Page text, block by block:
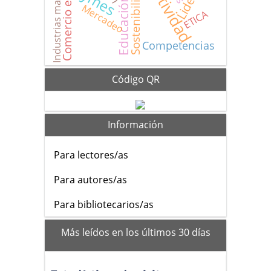
Sostenibilidad Competencias
Mercadeo ETICA
Código QR
Información
Para lectores/as
Para autores/as
Para bibliotecarios/as
mas_vistos
Más leídos en los últimos 30 días